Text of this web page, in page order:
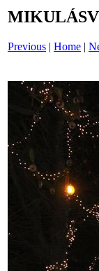
Previous | Home |